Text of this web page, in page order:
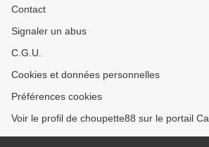
Contact
Signaler un abus
C.G.U.
Cookies et données personnelles
Préférences cookies
Voir le profil de choupette88 sur le portail